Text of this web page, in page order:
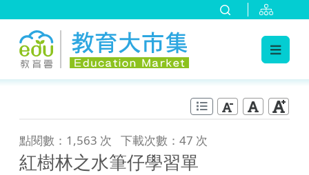
點閱數：1,563 次 下載次數：47 次
紅樹林之水筆仔學習單